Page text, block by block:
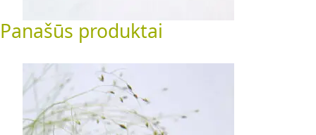
Panašūs produktai